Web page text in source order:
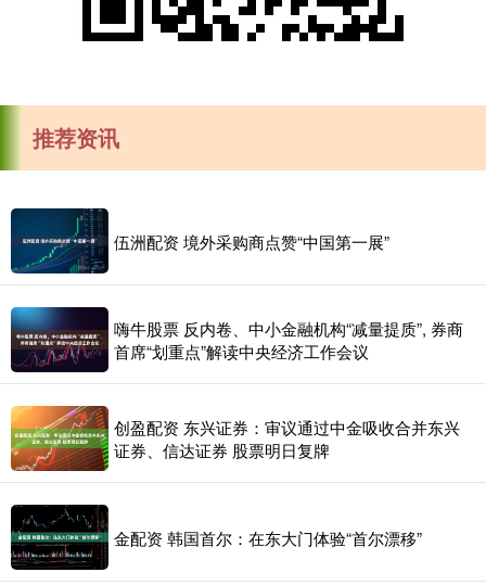
推荐资讯
伍洲配资 境外采购商点赞“中国第一展”
嗨牛股票 反内卷、中小金融机构“减量提质”, 券商
首席“划重点”解读中央经济工作会议
创盈配资 东兴证券：审议通过中金吸收合并东兴
证券、信达证券 股票明日复牌
金配资 韩国首尔：在东大门体验“首尔漂移”